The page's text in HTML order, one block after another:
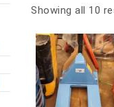
Showing all 10